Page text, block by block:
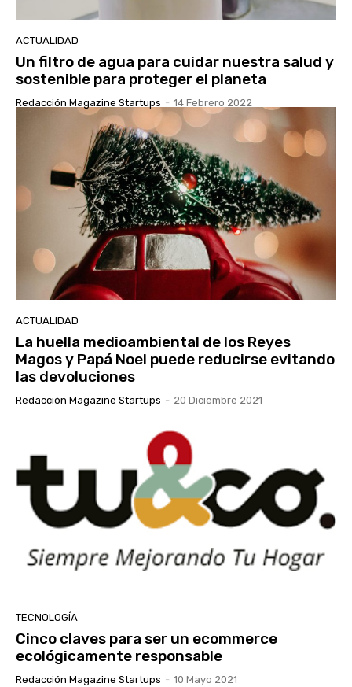
ACTUALIDAD
Un filtro de agua para cuidar nuestra salud y
sostenible para proteger el planeta
Redacción Magazine Startups - 14 Febrero 2022
ACTUALIDAD
La huella medioambiental de los Reyes
Magos y Papá Noel puede reducirse evitando
las devoluciones
Redacción Magazine Startups - 20 Diciembre 2021
TECNOLOGÍA
Cinco claves para ser un ecommerce
ecológicamente responsable
Redacción Magazine Startups - 10 Mayo 2021